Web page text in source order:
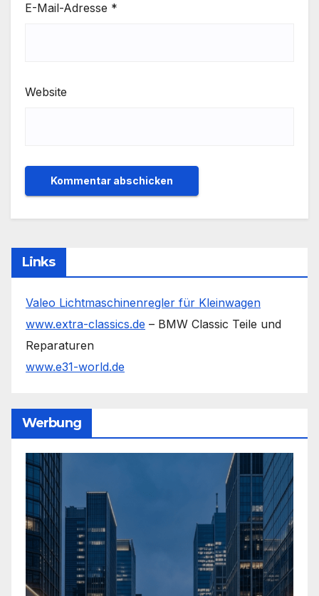
E-Mail-Adresse *
Website
Links
Valeo Lichtmaschinenregler für Kleinwagen
www.extra-classics.de – BMW Classic Teile und
Reparaturen
www.e31-world.de
Werbung